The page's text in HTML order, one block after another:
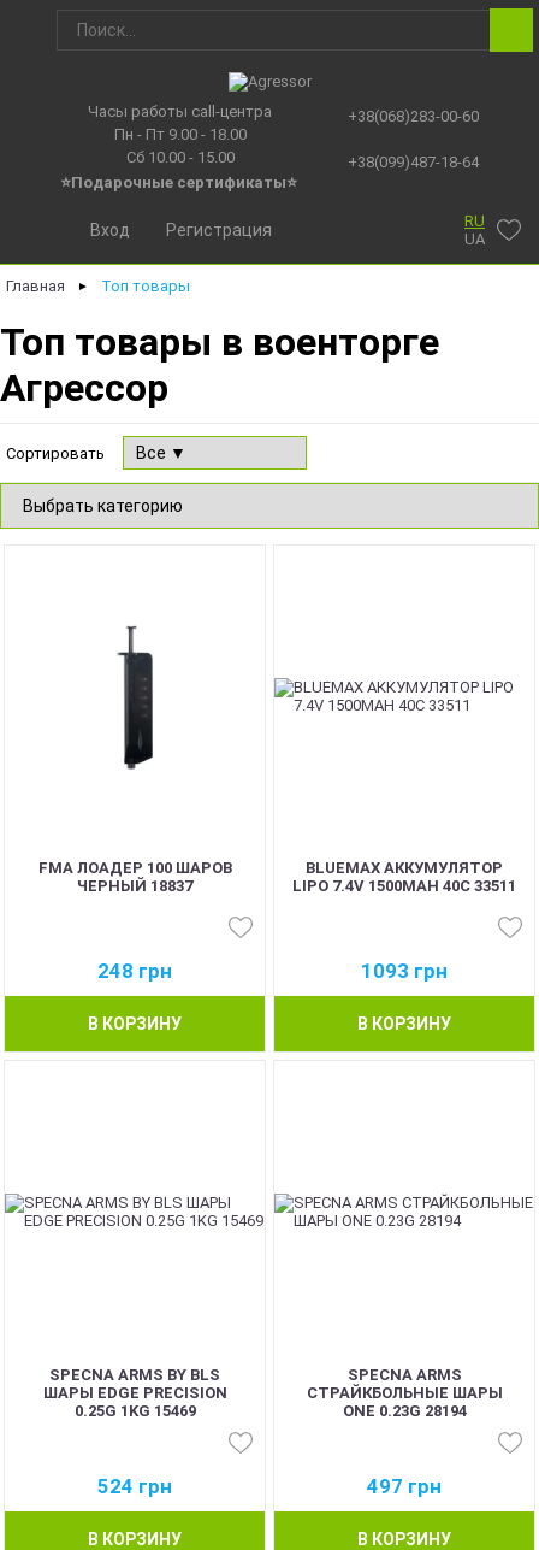
Часы работы call-центра
Пн - Пт 9.00 - 18.00
Сб 10.00 - 15.00
⭐Подарочные сертификаты⭐
+38(068)283-00-60
+38(099)487-18-64
RU
UA
Вход Регистрация
Главная ► Топ товары
Топ товары в военторге
Агрессор
Сортировать
FMA ЛОАДЕР 100 ШАРОВ
ЧЕРНЫЙ 18837
248 грн
В КОРЗИНУ
BLUEMAX АККУМУЛЯТОР
LIPO 7.4V 1500MAH 40C 33511
1093 грн
В КОРЗИНУ
SPECNA ARMS BY BLS
ШАРЫ EDGE PRECISION
0.25G 1KG 15469
524 грн
В КОРЗИНУ
SPECNA ARMS
СТРАЙКБОЛЬНЫЕ ШАРЫ
ONE 0.23G 28194
497 грн
В КОРЗИНУ